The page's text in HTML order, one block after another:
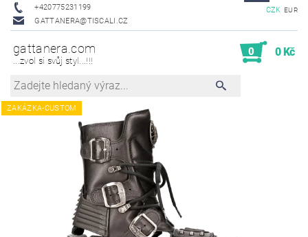
+420775231199
GATTANERA@TISCALI.CZ
CZK EUR
gattanera.com
...zvol si svůj styl...!!!
0 0 Kč
ZAKÁZKA-CUSTOM